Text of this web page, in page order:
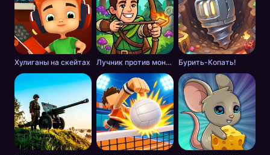
Хулиганы на скейтах Лучник против монстров Бурить-Копать!